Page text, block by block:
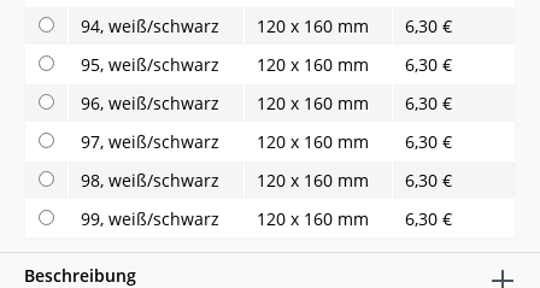
94, weiß/schwarz
120 x 160 mm
6,30 €
95, weiß/schwarz
120 x 160 mm
6,30 €
96, weiß/schwarz
120 x 160 mm
6,30 €
97, weiß/schwarz
120 x 160 mm
6,30 €
98, weiß/schwarz
120 x 160 mm
6,30 €
99, weiß/schwarz
120 x 160 mm 6,30 €
Beschreibung